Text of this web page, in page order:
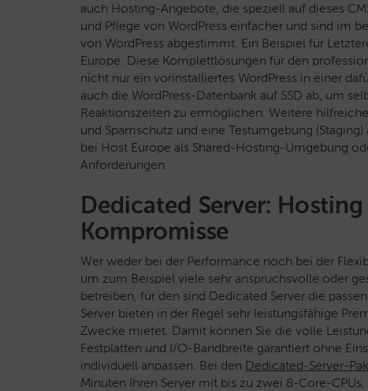
auch Hosting-Angebote, die speziell auf dieses
und Pflege von WordPress einfacher und sind im
von WordPress abgestimmt. Ein Beispiel für
Europe. Diese Komplettlösungen für den
nicht nur ein vorinstalliertes WordPress in einer
auch die WordPress-Datenbank auf SSD ab, um
Reaktionszeiten zu ermöglichen. Weitere
und Spamschutz und eine Testumgebung
bei Host Europe als Shared-Hosting-Umgebung
Anforderungen.
Dedicated Server:
Kompromisse
Wer weder bei der Performance noch bei der
um zum Beispiel viele sehr anspruchsvolle oder
betreiben, für den sind Dedicated Server die
Server bieten in der Regel sehr leistungsfähige
Zwecke mietet. Damit können Sie die volle
Festplatten und I/O-Bandbreite garantiert ohne
individuell anpassen. Bei den Dedicated-Server-
Minuten Ihren Server mit bis zu zwei 8-Core-